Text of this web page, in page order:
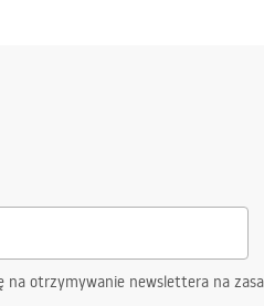
na otrzymywanie newslettera na